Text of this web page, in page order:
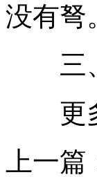
没有弩
三、
更多
上一篇